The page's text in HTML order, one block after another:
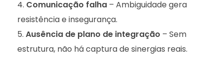
Comunicação falha – Ambiguidade gera
resistência e insegurança.
Ausência de plano de integração – Sem
estrutura, não há captura de sinergias reais.